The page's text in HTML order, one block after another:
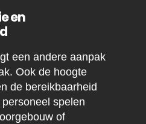
en
een andere aanpak
Ook de hoogte
de bereikbaarheid
spelen
of